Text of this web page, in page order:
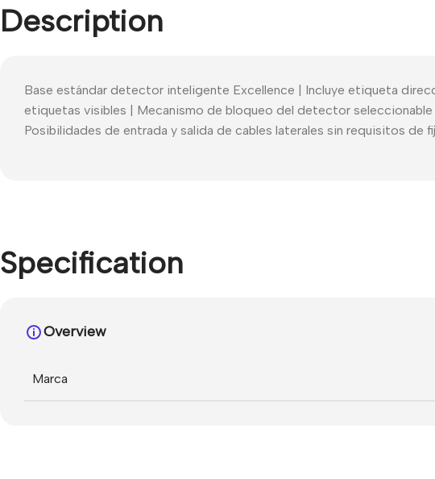
Description
Base estándar detector inteligente Excellence | Incluye etiqueta
etiquetas visibles | Mecanismo de bloqueo del detector
Posibilidades de entrada y salida de cables laterales sin requisitos de
Specification
Overview
Marca